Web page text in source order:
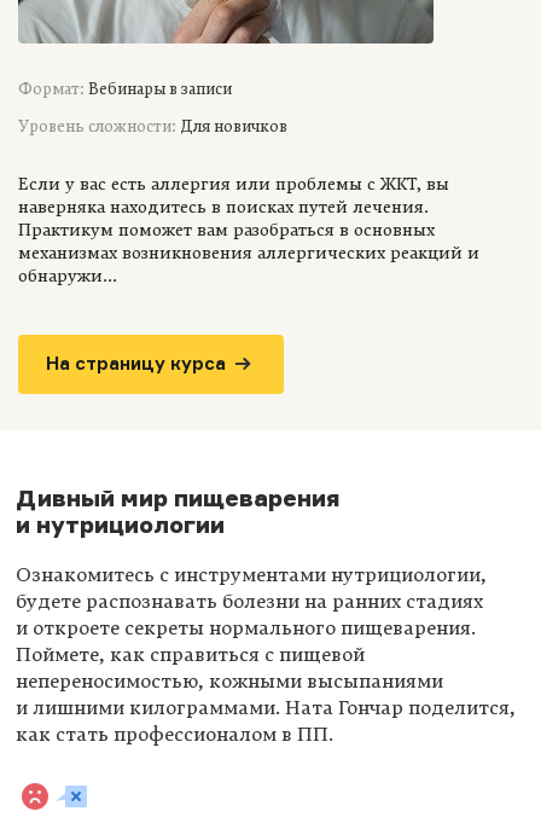
Формат: Вебинары в записи
Уровень сложности: Для новичков
Если у вас есть аллергия или проблемы с ЖКТ, вы
наверняка находитесь в поисках путей лечения.
Практикум поможет вам разобраться в основных
механизмах возникновения аллергических реакций и
обнаружи...
На страницу курса
Дивный мир пищеварения
и нутрициологии
Ознакомитесь с инструментами нутрициологии,
будете распознавать болезни на ранних стадиях
и откроете секреты нормального пищеварения.
Поймете, как справиться с пищевой
непереносимостью, кожными высыпаниями
и лишними килограммами. Ната Гончар поделится,
как стать профессионалом в ПП.